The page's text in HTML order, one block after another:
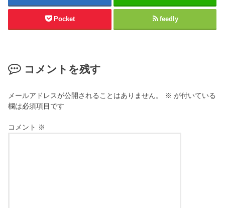
Pocket feedly
コメントを残す
メールアドレスが公開されることはありません。 ※ が付いている
欄は必須項目です
コメント ※